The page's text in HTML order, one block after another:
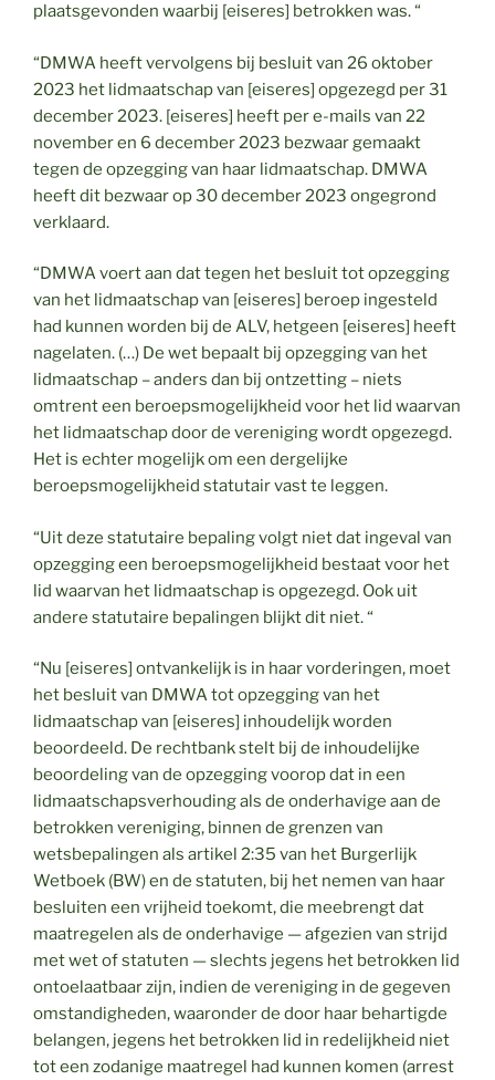
plaatsgevonden waarbij [eiseres] betrokken was. “
“DMWA heeft vervolgens bij besluit van 26 oktober
2023 het lidmaatschap van [eiseres] opgezegd per 31
december 2023. [eiseres] heeft per e-mails van 22
november en 6 december 2023 bezwaar gemaakt
tegen de opzegging van haar lidmaatschap. DMWA
heeft dit bezwaar op 30 december 2023 ongegrond
verklaard.
“DMWA voert aan dat tegen het besluit tot opzegging
van het lidmaatschap van [eiseres] beroep ingesteld
had kunnen worden bij de ALV, hetgeen [eiseres] heeft
nagelaten. (…) De wet bepaalt bij opzegging van het
lidmaatschap – anders dan bij ontzetting – niets
omtrent een beroepsmogelijkheid voor het lid waarvan
het lidmaatschap door de vereniging wordt opgezegd.
Het is echter mogelijk om een dergelijke
beroepsmogelijkheid statutair vast te leggen.
“Uit deze statutaire bepaling volgt niet dat ingeval van
opzegging een beroepsmogelijkheid bestaat voor het
lid waarvan het lidmaatschap is opgezegd. Ook uit
andere statutaire bepalingen blijkt dit niet. “
“Nu [eiseres] ontvankelijk is in haar vorderingen, moet
het besluit van DMWA tot opzegging van het
lidmaatschap van [eiseres] inhoudelijk worden
beoordeeld. De rechtbank stelt bij de inhoudelijke
beoordeling van de opzegging voorop dat in een
lidmaatschapsverhouding als de onderhavige aan de
betrokken vereniging, binnen de grenzen van
wetsbepalingen als artikel 2:35 van het Burgerlijk
Wetboek (BW) en de statuten, bij het nemen van haar
besluiten een vrijheid toekomt, die meebrengt dat
maatregelen als de onderhavige — afgezien van strijd
met wet of statuten — slechts jegens het betrokken lid
ontoelaatbaar zijn, indien de vereniging in de gegeven
omstandigheden, waaronder de door haar behartigde
belangen, jegens het betrokken lid in redelijkheid niet
tot een zodanige maatregel had kunnen komen (arrest